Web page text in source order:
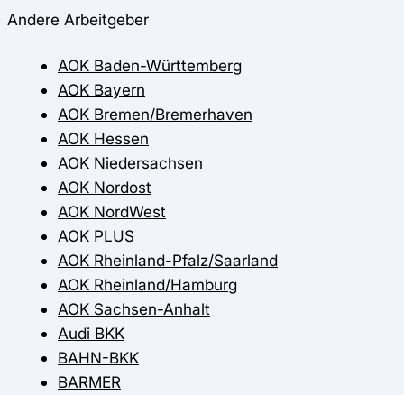
Andere Arbeitgeber
AOK Baden-Württemberg
AOK Bayern
AOK Bremen/Bremerhaven
AOK Hessen
AOK Niedersachsen
AOK Nordost
AOK NordWest
AOK PLUS
AOK Rheinland-Pfalz/Saarland
AOK Rheinland/Hamburg
AOK Sachsen-Anhalt
Audi BKK
BAHN-BKK
BARMER